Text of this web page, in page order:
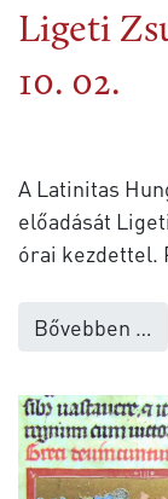
Ligeti
10. 02.
A Latinitas
előadását
órai kezdettel.
Bővebben …